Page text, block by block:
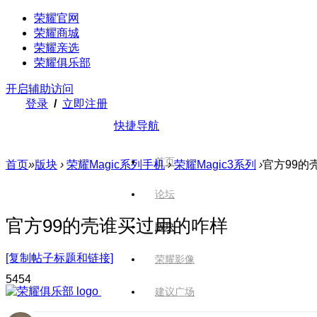
荣耀官网
荣耀商城
荣耀亲选
荣耀俱乐部
开启辅助访问
登录 / 立即注册
快捷导航
首页
论坛
版块
荣耀影像
建议广场
首页»版块 › 荣耀Magic系列手机 › 荣耀Magic3系列 ›官方99的
官方99的壳谁买过用的咋样
[复制帖子标题和链接]
5454